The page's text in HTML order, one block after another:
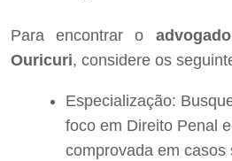
Para encontrar o
Ouricuri, considere os
Especialização:
foco em Direito Penal
comprovada em casos